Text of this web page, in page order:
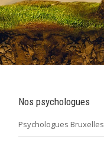
Nos psychologues
Psychologues Bruxelles